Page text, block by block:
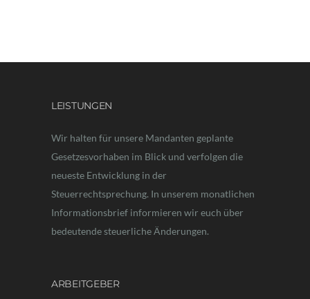
LEISTUNGEN
Wir halten für unsere Mandanten geplante
Gesetzesvorhaben im Blick und verfolgen die
neueste Entwicklung in der
Steuerrechtsprechung. In unserem monatlichen
Informationsbrief informieren wir euch über
bedeutende steuerliche Änderungen.
ARBEITGEBER